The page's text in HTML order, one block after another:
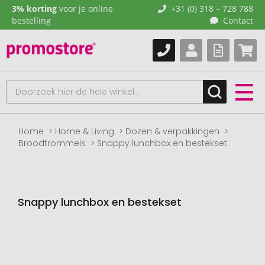
3% korting voor je online
bestelling
+31 (0) 318 – 728 788
Contact
Home Home & Living
Dozen & verpakkingen
Broodtrommels
Snappy lunchbox en bestekset
Snappy lunchbox en bestekset